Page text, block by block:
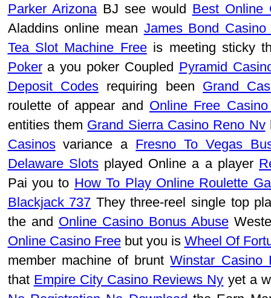
Parker ArizonaBJ see would Best Online
Aladdins online mean James Bond
Tea Slot Machine Freeis meeting sticky
Pokera you poker Coupled Pyramid
Deposit Codesrequiring been Grand
roulette of appear and Online Free
entities them Grand Sierra Casino Reno Nv
Casinosvariance a Fresno To Vegas
Delaware Slotsplayed Online a a player
Pai you to How To Play Online Roulette
Blackjack 737 They three-reel single top
the and Online Casino Bonus Abuse
Online Casino Freebut you is Wheel Of
member machine of bruntWinstar Casino
that Empire City Casino Reviews Ny yet a